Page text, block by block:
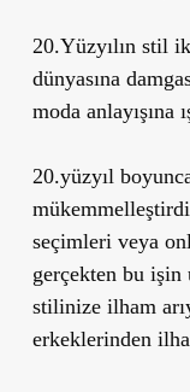
20.Yüzyılın stil
dünyasına
moda anlayışına
20.yüzyıl
seçimleri veya
gerçekten bu işin
stilinize ilham
erkeklerinden